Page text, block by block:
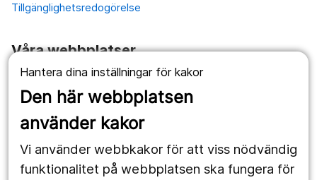
Hantera dina inställningar för kakor
Den här webbplatsen
använder kakor
Vi använder webbkakor för att viss nödvändig
funktionalitet på webbplatsen ska fungera för
Tillgänglighetsredogörelse
Våra webbplatser
1177.se
Länstrafiken
Utveckling